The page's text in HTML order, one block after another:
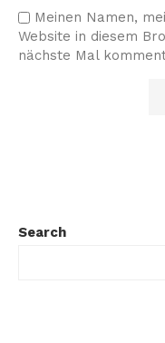
Meinen Namen,
Website in diesem
nächste Mal
Search